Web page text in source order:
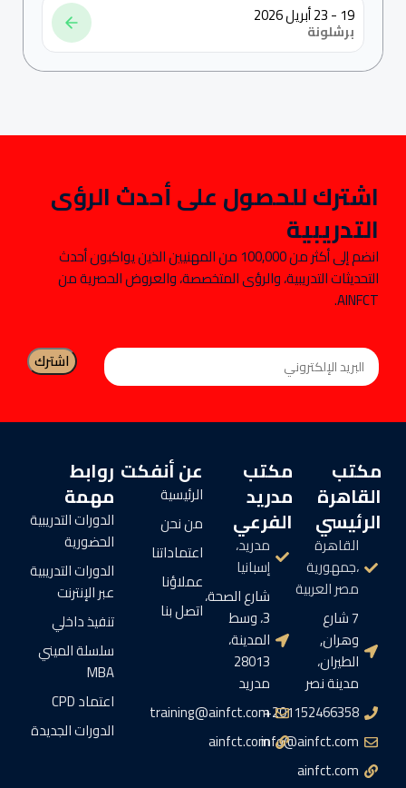
19 - 23 أبريل 2026
برشلونة
اشترك للحصول على أحدث الرؤى
التدريبية
انضم إلى أكثر من 100,000 من المهنيين الذين يواكبون أحدث
التحديثات التدريبية، والرؤى المتخصصة، والعروض الحصرية من
AINFCT.
مكتب
القاهرة
الرئيسي
القاهرة
،جمهورية
مصر العربية
7 شارع
وهران,
الطيران،
مدينة نصر
201152466358+
info@ainfct.com
ainfct.com
مكتب
مدريد
الفرعي
مدريد،
إسبانيا
شارع الصحة،
3، وسط
المدينة،
28013
مدريد
training@ainfct.com
ainfct.com
عن أنفكت
الرئيسية
من نحن
اعتماداتنا
عملاؤنا
اتصل بنا
روابط
مهمة
الدورات التدريبية
الحضورية
الدورات التدريبية
عبر الإنترنت
تنفيذ داخلي
سلسلة الميني
MBA
اعتماد CPD
الدورات الجديدة